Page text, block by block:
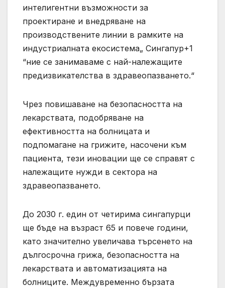
интелигентни възможности за
проектиране и внедряване на
производствените линии в рамките на
индустриалната екосистема„ Сингапур+1
“ние се занимаваме с най-належащите
предизвикателства в здравеопазването.“
Чрез повишаване на безопасността на
лекарствата, подобряване на
ефективността на болницата и
подпомагане на грижите, насочени към
пациента, тези иновации ще се справят с
належащите нужди в сектора на
здравеопазването.
До 2030 г. един от четирима сингапурци
ще бъде на възраст 65 и повече години,
като значително увеличава търсенето на
дългосрочна грижа, безопасността на
лекарствата и автоматизацията на
болниците. Междувременно бързата